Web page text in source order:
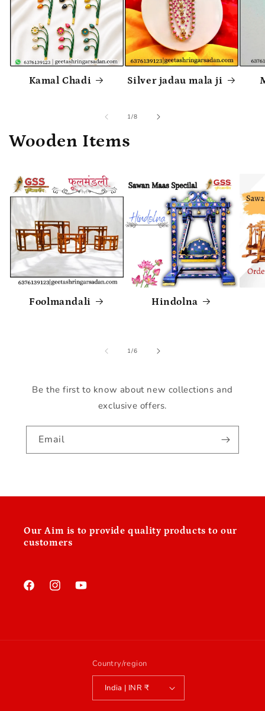
Kamal Chadi Silver jadau mala ji
1/of
8
Wooden Items
Foolmandali Hindolna
1/of
6
Be the first to know about new collections and
exclusive offers.
Email
Our Aim is to provide quality products to our
customers
FacebookInstagramYouTube
Country/region
India | INR ₹